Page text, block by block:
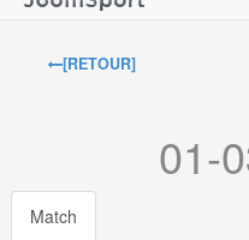
[RETOUR]
01-
Match